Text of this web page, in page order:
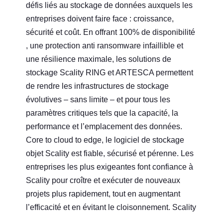
défis liés au stockage de données auxquels les
entreprises doivent faire face : croissance,
sécurité et coût. En offrant 100% de disponibilité
, une protection anti ransomware infaillible et
une résilience maximale, les solutions de
stockage Scality RING et ARTESCA permettent
de rendre les infrastructures de stockage
évolutives – sans limite – et pour tous les
paramètres critiques tels que la capacité, la
performance et l’emplacement des données.
Core to cloud to edge, le logiciel de stockage
objet Scality est fiable, sécurisé et pérenne. Les
entreprises les plus exigeantes font confiance à
Scality pour croître et exécuter de nouveaux
projets plus rapidement, tout en augmentant
l’efficacité et en évitant le cloisonnement. Scality